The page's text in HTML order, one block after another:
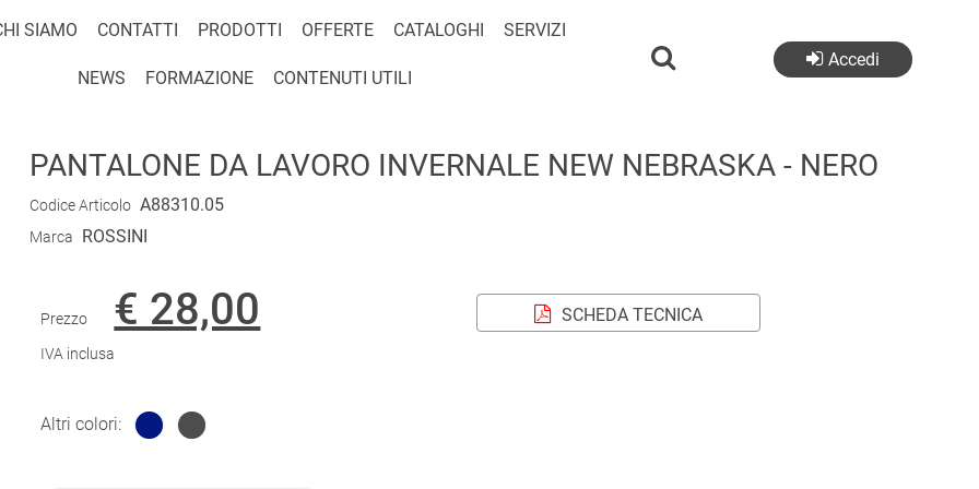
SIAMO CONTATTI PRODOTTI OFFERTE CATALOGHI SERVIZI
NEWS FORMAZIONE CONTENUTI UTILI
Accedi
PANTALONE DA LAVORO INVERNALE NEW NEBRASKA - NERO
Codice Articolo A88310.05
Marca ROSSINI
Prezzo € 28,00
IVA inclusa
SCHEDA TECNICA
Altri colori: